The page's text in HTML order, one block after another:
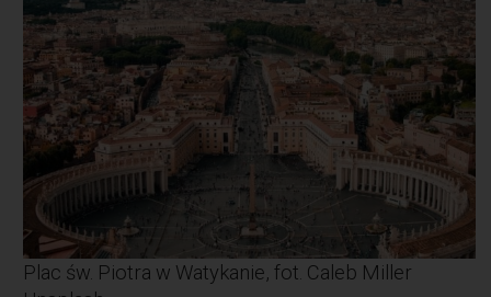
Plac św. Piotra w Watykanie, fot. Caleb Miller